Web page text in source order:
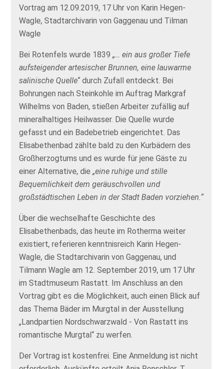
Vortrag am 12.09.2019, 17 Uhr von Karin Hegen-
Wagle, Stadtarchivarin von Gaggenau und Tilman
Wagle
Bei Rotenfels wurde 1839„… ein aus großer Tiefe
aufsteigender artesischer Brunnen, eine lauwarme
salinische Quelle“ durch Zufall entdeckt. Bei
Bohrungen nach Steinkohle im Auftrag Markgraf
Wilhelms von Baden, stießen Arbeiter zufällig auf
mineralhaltiges Heilwasser. Die Quelle wurde
gefasst und ein Badebetrieb eingerichtet. Das
Elisabethenbad zählte bald zu den Kurbädern des
Großherzogtums und es wurde für jene Gäste zu
einer Alternative, die„eine ruhige und stille
Bequemlichkeit dem geräuschvollen und
großstädtischen Leben in der Stadt Baden vorziehen.“
Über die wechselhafte Geschichte des
Elisabethenbads, das heute im Rotherma weiter
existiert, referieren kenntnisreich Karin Hegen-
Wagle, die Stadtarchivarin von Gaggenau, und
Tilmann Wagle am 12. September 2019, um 17 Uhr
im Stadtmuseum Rastatt. Im Anschluss an den
Vortrag gibt es die Möglichkeit, auch einen Blick auf
das Thema Bäder im Murgtal in der Ausstellung
„Landpartien Nordschwarzwald - Von Rastatt ins
romantische Murgtal“ zu werfen.
Der Vortrag ist kostenfrei. Eine Anmeldung ist nicht